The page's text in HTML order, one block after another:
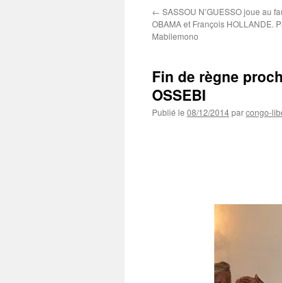
← SASSOU N’GUESSO joue au
OBAMA et François HOLLANDE.
Mabilemono
Fin de règne
OSSEBI
Publié le 08/12/2014parcongo-